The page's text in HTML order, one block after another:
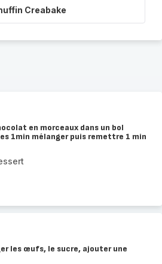
Creabake
en morceaux dans un bol
1min mélanger puis remettre 1 min
les œufs, le sucre, ajouter une